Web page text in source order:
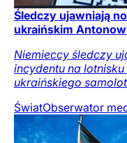
Śledczy ujawniają
ukraińskim
Niemieccy śledczy
incydentu na
ukraińskiego
ŚwiatObserwator